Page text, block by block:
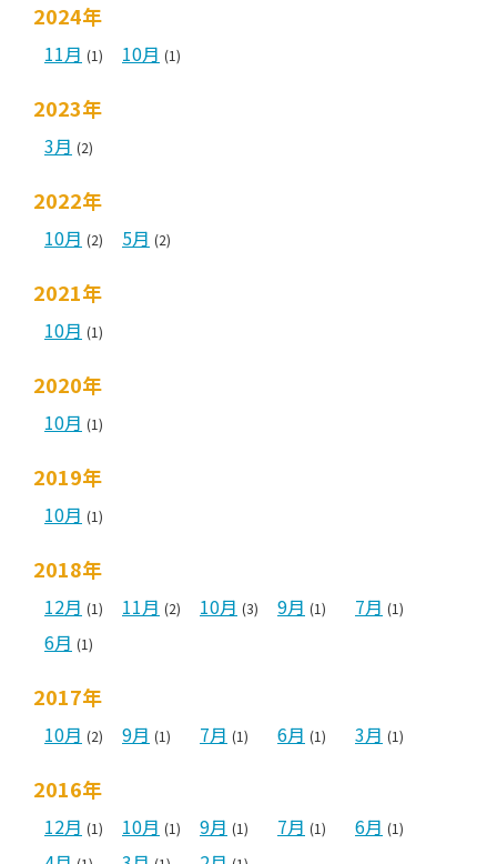
2024年
11月 (1) 10月 (1)
2023年
3月 (2)
2022年
10月 (2) 5月 (2)
2021年
10月 (1)
2020年
10月 (1)
2019年
10月 (1)
2018年
12月 (1) 11月 (2) 10月 (3) 9月 (1) 7月 (1)
6月 (1)
2017年
10月 (2) 9月 (1) 7月 (1) 6月 (1) 3月 (1)
2016年
12月 (1) 10月 (1) 9月 (1) 7月 (1) 6月 (1)